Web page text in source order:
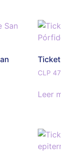
CLP
Leer